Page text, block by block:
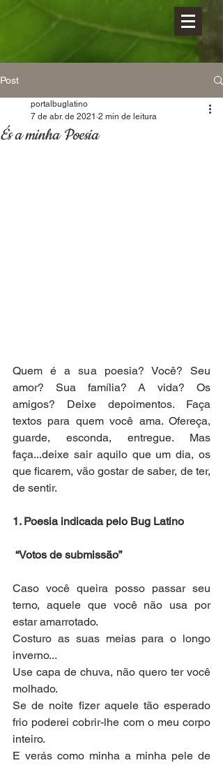
Post
És a minha Poesia
portalbuglatino
7 de abr. de 2021 2 min de leitura
Quem é a sua poesia? Você? Seu
amor? Sua família? A vida? Os
amigos? Deixe depoimentos. Faça
textos para quem você ama. Ofereça,
guarde, esconda, entregue. Mas
faça...deixe sair aquilo que um dia, os
que ficarem, vão gostar de saber, de ter,
de sentir.
1. Poesia indicada pelo Bug Latino
“Votos de submissão”
Caso você queira posso passar seu
terno, aquele que você não usa por
estar amarrotado.
Costuro as suas meias para o longo
inverno...
Use capa de chuva, não quero ter você
molhado.
Se de noite fizer aquele tão esperado
frio poderei cobrir-lhe com o meu corpo
inteiro.
E verás como minha a minha pele de